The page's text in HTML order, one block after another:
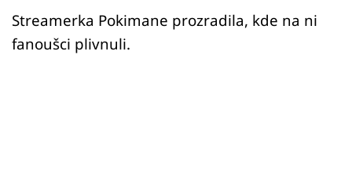
Streamerka Pokimane prozradila, kde na ni
fanoušci plivnuli.